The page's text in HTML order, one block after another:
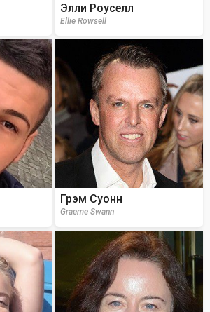
Элли Роуселл
Ellie Rowsell
Грэм Суонн
Graeme Swann